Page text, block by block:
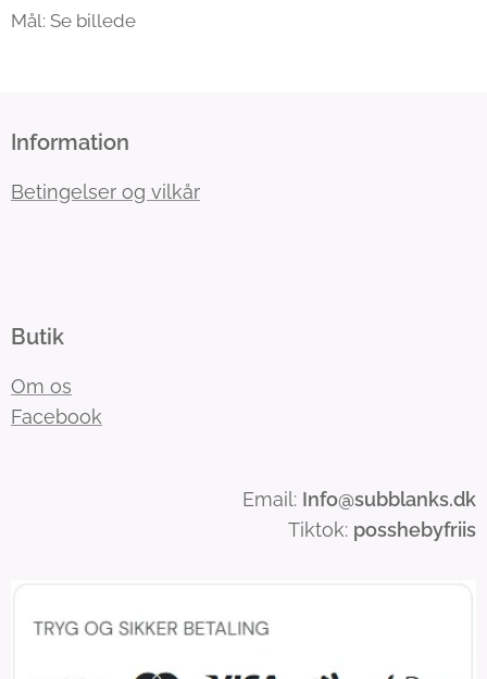
Mål: Se billede
Information
Betingelser og vilkår
Butik
Om os
Facebook
Email: Info@subblanks.dk
Tiktok: posshebyfriis